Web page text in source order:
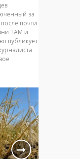
за
почти
ТАМ и
публикует